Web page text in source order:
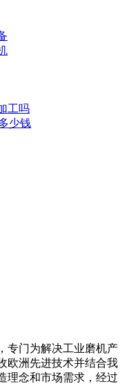
工吗
少钱
专门为解决工业磨机产
欧洲先进技术并结合我
理念和市场需求，经过